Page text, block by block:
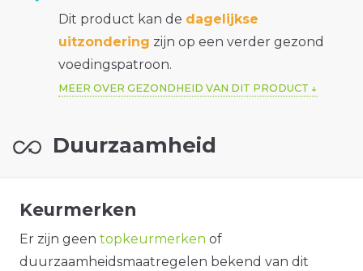
Dit product kan de dagelijkse
uitzondering zijn op een verder gezond
voedingspatroon.
MEER OVER GEZONDHEID VAN DIT PRODUCT
Duurzaamheid
Keurmerken
Er zijn geen topkeurmerken of
duurzaamheidsmaatregelen bekend van dit